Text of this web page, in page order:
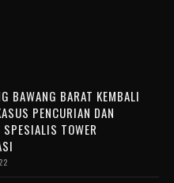
BAWANG BARAT KEMBALI
PENCURIAN DAN
SPESIALIS TOWER